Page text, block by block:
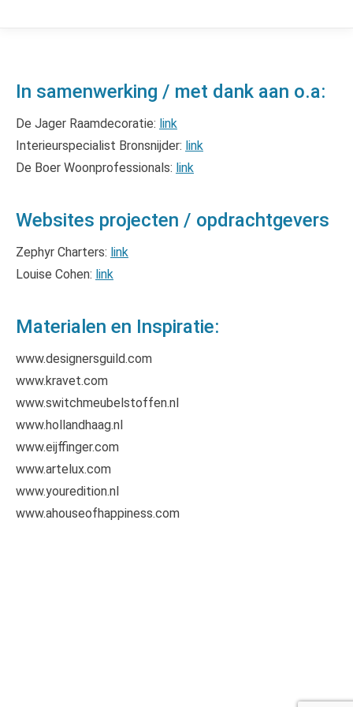
In samenwerking / met dank aan o.a:
De Jager Raamdecoratie: link
Interieurspecialist Bronsnijder: link
De Boer Woonprofessionals: link
Websites projecten / opdrachtgevers
Zephyr Charters: link
Louise Cohen: link
Materialen en Inspiratie:
www.designersguild.com
www.kravet.com
www.switchmeubelstoffen.nl
www.hollandhaag.nl
www.eijffinger.com
www.artelux.com
www.youredition.nl
www.ahouseofhappiness.com